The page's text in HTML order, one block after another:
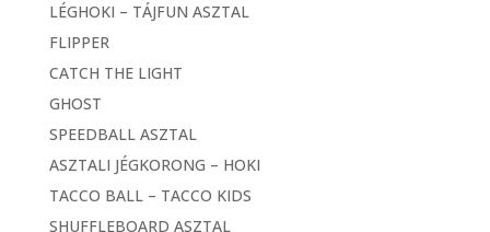
LÉGHOKI – TÁJFUN ASZTAL
FLIPPER
CATCH THE LIGHT
GHOST
SPEEDBALL ASZTAL
ASZTALI JÉGKORONG – HOKI
TACCO BALL – TACCO KIDS
SHUFFLEBOARD ASZTAL